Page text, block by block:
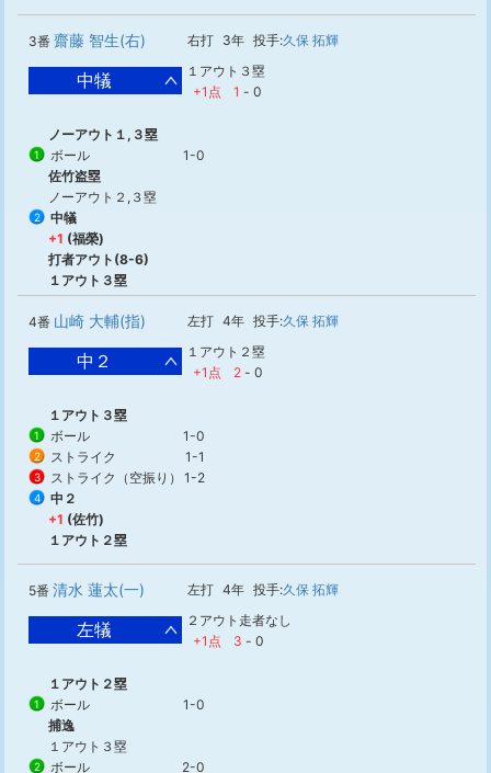
3番 齋藤 智生(右) 右打 3年 投手:久保 拓輝
中犠
１アウト３塁
+1点
1 - 0
ノーアウト１,３塁
1 ボール
1-0
佐竹盗塁
ノーアウト２,３塁
2
中犠
+1 (福榮)
打者アウト(8-6)
１アウト３塁
4番 山崎 大輔(指) 左打 4年 投手:久保 拓輝
中２
１アウト２塁
+1点
2 - 0
１アウト３塁
1 ボール 1-0
2 ストライク 1-1
3 ストライク（空振り） 1-2
4
中２
+1 (佐竹)
１アウト２塁
5番 清水 蓮太(一) 左打 4年 投手:久保 拓輝
左犠
２アウト走者なし
+1点
3 - 0
１アウト２塁
1 ボール
1-0
捕逸
１アウト３塁
2 ボール 2-0